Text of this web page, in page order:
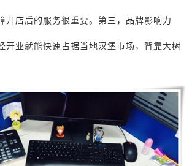
开店后的服务很重要。第三，品牌影响力
开业就能快速占据当地汉堡市场，背靠大树